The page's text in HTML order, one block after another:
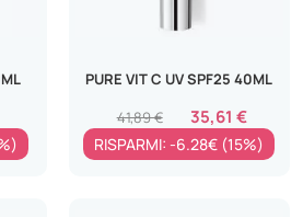
PURE VIT C UV SPF25 40ML
35,61 €
41,89 €
RISPARMI: -6.28€ (15%)